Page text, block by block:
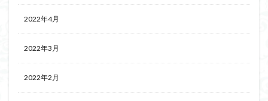
2022年4月
2022年3月
2022年2月